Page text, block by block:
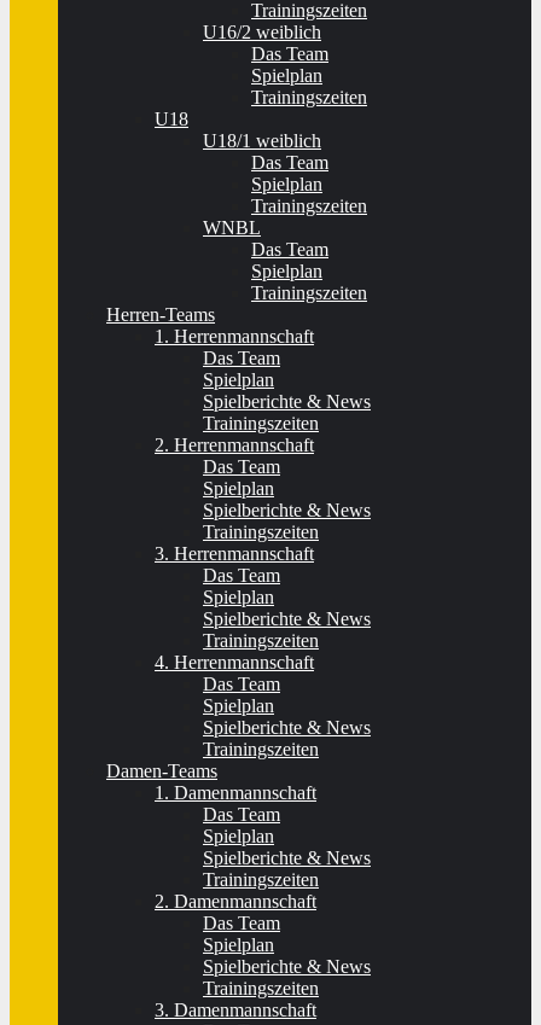
Trainingszeiten
U16/2 weiblich
Das Team
Spielplan
Trainingszeiten
U18
U18/1 weiblich
Das Team
Spielplan
Trainingszeiten
WNBL
Das Team
Spielplan
Trainingszeiten
Herren-Teams
1. Herrenmannschaft
Das Team
Spielplan
Spielberichte & News
Trainingszeiten
2. Herrenmannschaft
Das Team
Spielplan
Spielberichte & News
Trainingszeiten
3. Herrenmannschaft
Das Team
Spielplan
Spielberichte & News
Trainingszeiten
4. Herrenmannschaft
Das Team
Spielplan
Spielberichte & News
Trainingszeiten
Damen-Teams
1. Damenmannschaft
Das Team
Spielplan
Spielberichte & News
Trainingszeiten
2. Damenmannschaft
Das Team
Spielplan
Spielberichte & News
Trainingszeiten
3. Damenmannschaft